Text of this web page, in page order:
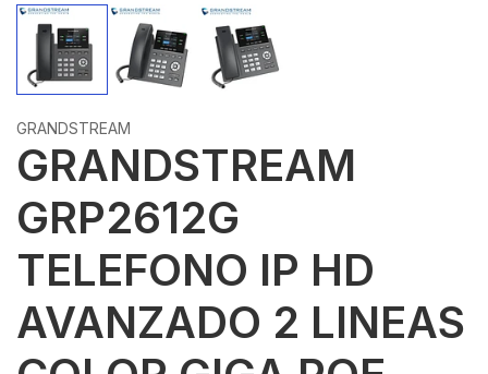
GRANDSTREAM
GRANDSTREAM
GRP2612G
TELEFONO IP HD
AVANZADO 2 LINEAS